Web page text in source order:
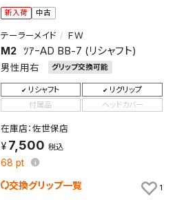
新入荷 中古
テーラーメイド ＦＷ
M2 ﾂｱｰAD BB-7 (リシャフト)
男性用右 グリップ交換可能
リシャフト
リグリップ
付属品
ヘッドカバー
在庫店：佐世保店
7,500 税込
68 pt
交換グリップ一覧 1